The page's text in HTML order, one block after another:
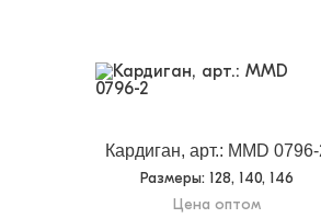
Кардиган, арт.: MMD
Размеры: 128, 140, 146
Цена оптом